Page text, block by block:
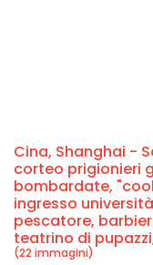
Cina, Shanghai -
corteo prigionieri
bombardate,
ingresso
pescatore,
teatrino di
(22 immagini)